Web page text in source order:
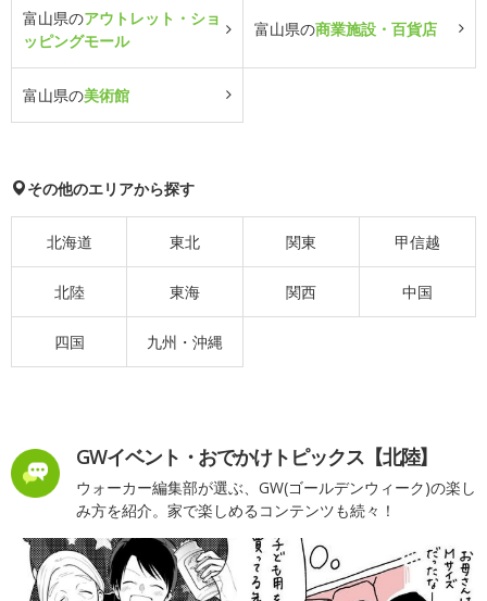
富山県のアウトレット・ショ
ッピングモール
富山県の商業施設・百貨店
富山県の美術館
その他のエリアから探す
北海道 東北 関東 甲信越
北陸 東海 関西 中国
四国 九州・沖縄
GWイベント・おでかけトピックス【北陸】
ウォーカー編集部が選ぶ、GW(ゴールデンウィーク)の楽し
み方を紹介。家で楽しめるコンテンツも続々！